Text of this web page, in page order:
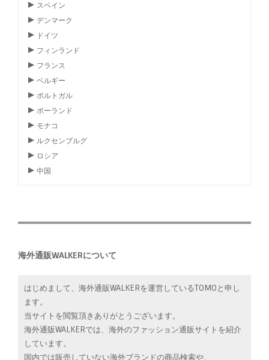
スペイン
デンマーク
ドイツ
フィンランド
フランス
ベルギー
ポルトガル
ポーランド
モナコ
ルクセンブルグ
ロシア
中国
海外通販WALKERについて
はじめまして、海外通販WALKERを運営しているTOMOと申し
ます。
当サイトを閲覧頂きありがとうございます。
海外通販WALKERでは、海外のファッション通販サイトを紹介
しています。
国内では販売していない海外ブランドの商品検索や、